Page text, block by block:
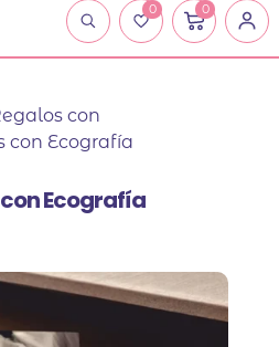
0 0
con
con Ecografía
Ecografía